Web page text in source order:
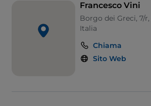
Francesco Vini
Borgo dei Greci, 7/r,
Italia
Chiama
Sito Web